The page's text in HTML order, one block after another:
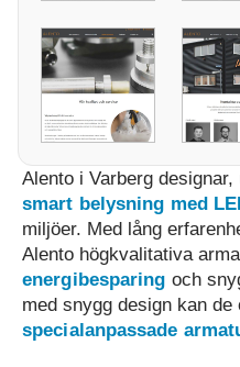
Alento i Varberg
smart belysning med
miljöer. Med lång
Alento högkvalitativa
energibesparing och
med snygg design kan de
specialanpassade